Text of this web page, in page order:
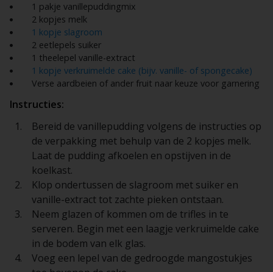
1 pakje vanillepuddingmix
2 kopjes melk
1 kopje slagroom
2 eetlepels suiker
1 theelepel vanille-extract
1 kopje verkruimelde cake (bijv. vanille- of spongecake)
Verse aardbeien of ander fruit naar keuze voor garnering
Instructies:
Bereid de vanillepudding volgens de instructies op
de verpakking met behulp van de 2 kopjes melk.
Laat de pudding afkoelen en opstijven in de
koelkast.
Klop ondertussen de slagroom met suiker en
vanille-extract tot zachte pieken ontstaan.
Neem glazen of kommen om de trifles in te
serveren. Begin met een laagje verkruimelde cake
in de bodem van elk glas.
Voeg een lepel van de gedroogde mangostukjes